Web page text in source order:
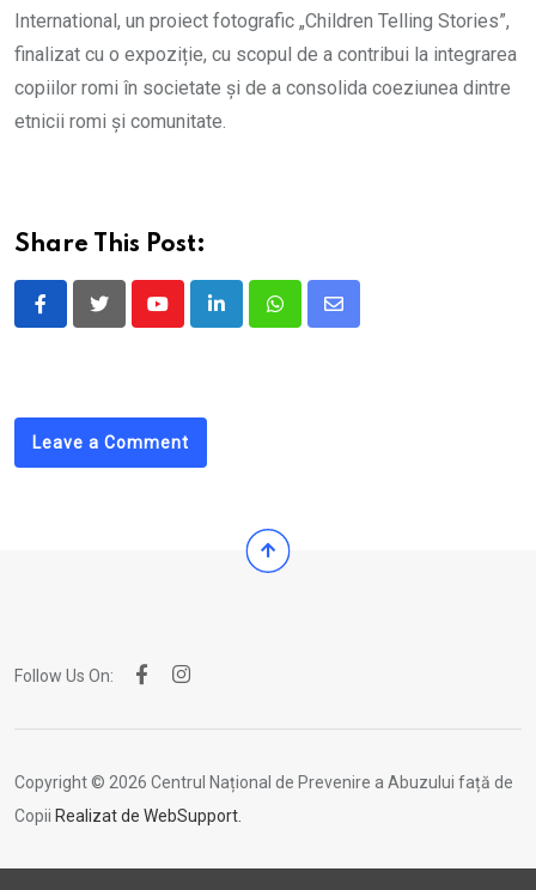
International, un proiect fotografic „Children Telling Stories”,
finalizat cu o expoziție, cu scopul de a contribui la integrarea
copiilor romi în societate și de a consolida coeziunea dintre
etnicii romi și comunitate.
Share This Post:
YoutubeLinkedInWhatsappShare
Leave a Comment
Follow Us On:
Copyright © 2026 Centrul Național de Prevenire a Abuzului față de
Copii Realizat de WebSupport.